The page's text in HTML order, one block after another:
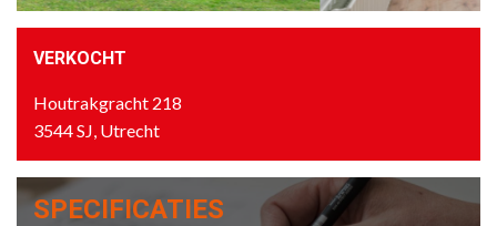
VERKOCHT
Houtrakgracht 218
3544 SJ, Utrecht
SPECIFICATIES